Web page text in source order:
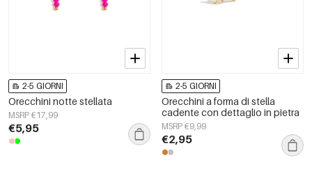
2-5 GIORNI
Orecchini notte stellata
MSRP €17,99
€5,95
2-5 GIORNI
Orecchini a forma di stella
cadente con dettaglio in pietra
MSRP €9,99
€2,95